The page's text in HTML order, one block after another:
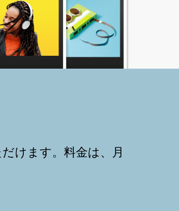
けます。料金は、月